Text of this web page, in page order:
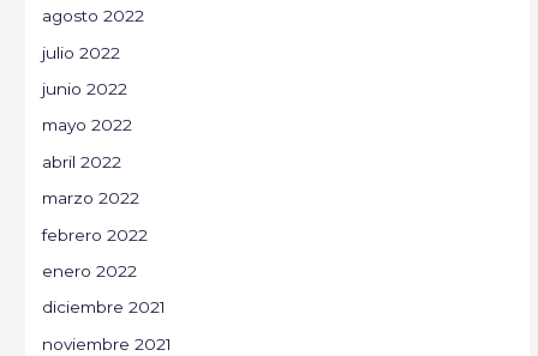
agosto 2022
julio 2022
junio 2022
mayo 2022
abril 2022
marzo 2022
febrero 2022
enero 2022
diciembre 2021
noviembre 2021